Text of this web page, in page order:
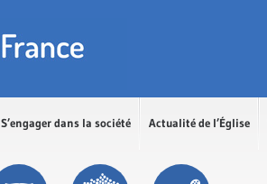
S’engager dans la société Actualité de l’Église